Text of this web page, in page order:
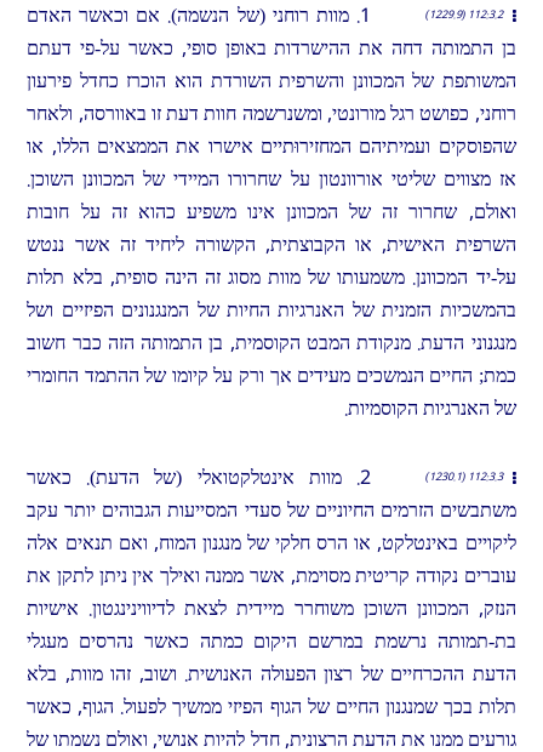
112:3.2 (1229.9)
1. מוות רוחני (של הנשמה). אם וכאשר האדם
בן התמותה דחה את ההישרדות באופן סופי, כאשר על-פי דעתם
המשותפת של המכוונן והשרפית השורדת הוא הוכרז כחדל פירעון
רוחני, כפושט רגל מורונטי, ומשנרשמה חוות דעת זו באוורסה, ולאחר
שהפוסקים ועמיתיהם המחזירוּתיים אישרו את הממצאים הללו, או
אז מצווים שליטי אורוונטון על שחרורו המיידי של המכוונן השוכן.
ואולם, שחרור זה של המכוונן אינו משפיע כהוא זה על חובות
השרפית האישית, או הקבוצתית, הקשורה ליחיד זה אשר ננטש
על-יד המכוונן. משמעותו של מוות מסוג זה הינה סופית, בלא תלות
בהמשכיות הזמנית של האנרגיות החיות של המנגנונים הפיזיים ושל
מנגנוני הדעת. מנקודת המבט הקוסמית, בן התמותה הזה כבר חשוב
כמת; החיים הנמשכים מעידים אך ורק על קיומו של ההתמד החומרי
של האנרגיות הקוסמיות.
112:3.3 (1230.1)
2. מוות אינטלקטואלי (של הדעת). כאשר
משתבשים הזרמים החיוניים של סעדי המסייעות הגבוהים יותר עקב
ליקויים באינטלקט, או הרס חלקי של מנגנון המוח, ואם תנאים אלה
עוברים נקודה קריטית מסוימת, אשר ממנה ואילך אין ניתן לתקן את
הנזק, המכוונן השוכן משוחרר מיידית לצאת לדיווינינגטון. אישיות
בת-תמותה נרשמת במרשם היקום כמתה כאשר נהרסים מעגלי
הדעת ההכרחיים של רצון הפעולה האנושית. ושוב, זהו מוות, בלא
תלות בכך שמנגנון החיים של הגוף הפיזי ממשיך לפעול. הגוף, כאשר
גורעים ממנו את הדעת הרצונית, חדל להיות אנושי, ואולם נשמתו של